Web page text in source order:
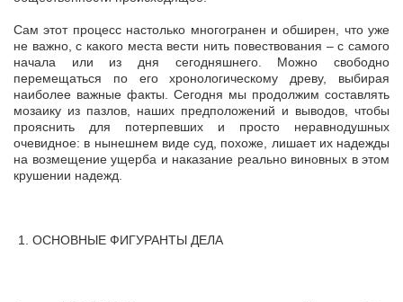
Сам этот процесс настолько многогранен и обширен, что уже
не важно, с какого места вести нить повествования – с самого
начала или из дня сегодняшнего. Можно свободно
перемещаться по его хронологическому древу, выбирая
наиболее важные факты. Сегодня мы продолжим составлять
мозаику из пазлов, наших предположений и выводов, чтобы
прояснить для потерпевших и просто неравнодушных
очевидное: в нынешнем виде суд, похоже, лишает их надежды
на возмещение ущерба и наказание реально виновных в этом
крушении надежд.
ОСНОВНЫЕ ФИГУРАНТЫ ДЕЛА